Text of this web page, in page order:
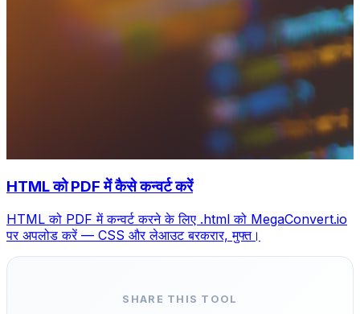
HTML को PDF में कैसे कन्वर्ट करें
HTML को PDF में कन्वर्ट करने के लिए .html को MegaConvert.io
पर अपलोड करें — CSS और लेआउट बरकरार, मुफ्त।
SHARE THIS TOOL